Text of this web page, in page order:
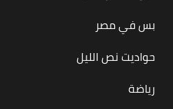
بس في مصر
حواديت نص الليل
رياضة